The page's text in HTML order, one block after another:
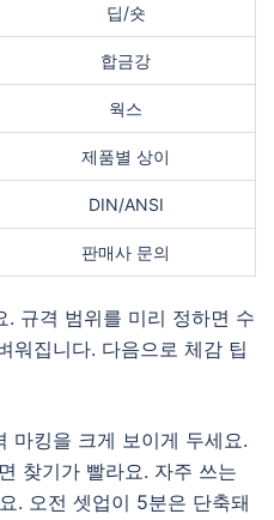
딥/숏
합금강
웍스
제품별 상이
DIN/ANSI
판매사 문의
규격 범위를 미리 정하면 수
워집니다. 다음으로 체감 팁
마킹을 크게 보이게 두세요.
찾기가 빨라요. 자주 쓰는
. 오전 셋업이 5분은 단축돼